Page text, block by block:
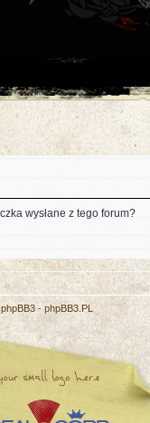
wysłane z tego forum?
- phpBB3.PL